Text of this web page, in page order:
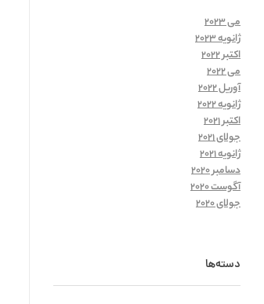
می 2023
ژانویه 2023
اکتبر 2022
می 2022
آوریل 2022
ژانویه 2022
اکتبر 2021
جولای 2021
ژانویه 2021
دسامبر 2020
آگوست 2020
جولای 2020
دسته‌ها